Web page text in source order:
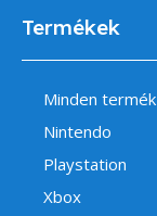
Termékek
Minden termék
Nintendo
Playstation
Xbox